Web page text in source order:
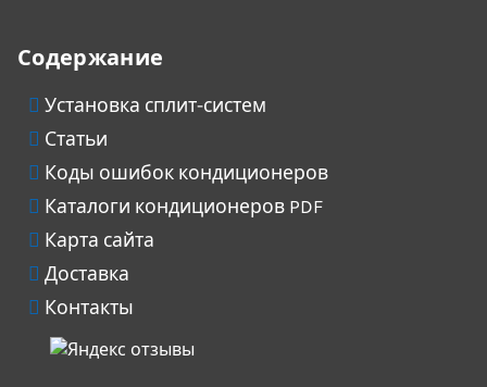
Содержание
Установка сплит-систем
Статьи
Коды ошибок кондиционеров
Каталоги кондиционеров PDF
Карта сайта
Доставка
Контакты